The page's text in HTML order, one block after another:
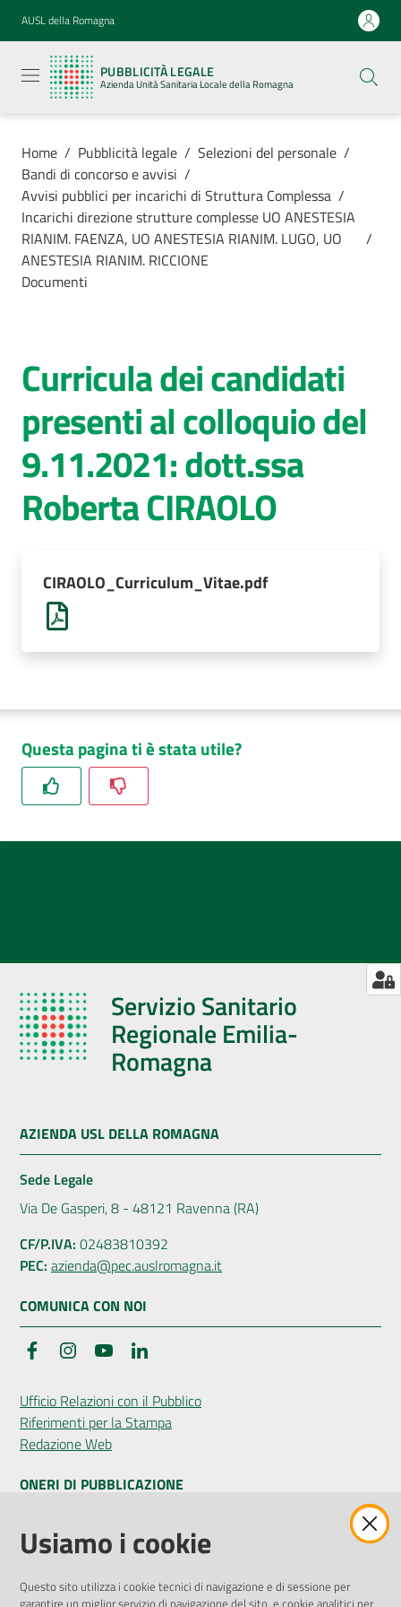
Vai al contenuto
Vai alla navigazione
Vai al footer
AUSL della Romagna
PUBBLICITÀ LEGALE
Azienda Unità Sanitaria Locale della Romagna
legale
Azienda
Unità
Locale della
Azienda
cura
AUSL
Comunica
Home / Pubblicità legale / Selezioni del personale /
Bandi di concorso e avvisi /
Avvisi pubblici per incarichi di Struttura Complessa /
Incarichi direzione strutture complesse UO ANESTESIA
RIANIM. FAENZA, UO ANESTESIA RIANIM. LUGO, UO
ANESTESIA RIANIM. RICCIONE
/
Documenti
Curricula dei candidati
presenti al colloquio del
9.11.2021: dott.ssa
Roberta CIRAOLO
CIRAOLO_Curriculum_Vitae.pdf
Questa pagina ti è stata utile?
Servizio Sanitario
Regionale Emilia-
Romagna
AZIENDA USL DELLA ROMAGNA
Sede Legale
Via De Gasperi, 8 - 48121 Ravenna (RA)
CF/P.IVA: 02483810392
PEC: azienda@pec.auslromagna.it
COMUNICA CON NOI
FacebookInstagramYouTube
Ufficio Relazioni con il Pubblico
Riferimenti per la Stampa
Redazione Web
ONERI DI PUBBLICAZIONE
Amministrazione Trasparente
Pubblicità legale
Privacy Policy
Usiamo i cookie
Questo sito utilizza i cookie tecnici di navigazione e di sessione per
garantire un miglior servizio di navigazione del sito, e cookie analitici per